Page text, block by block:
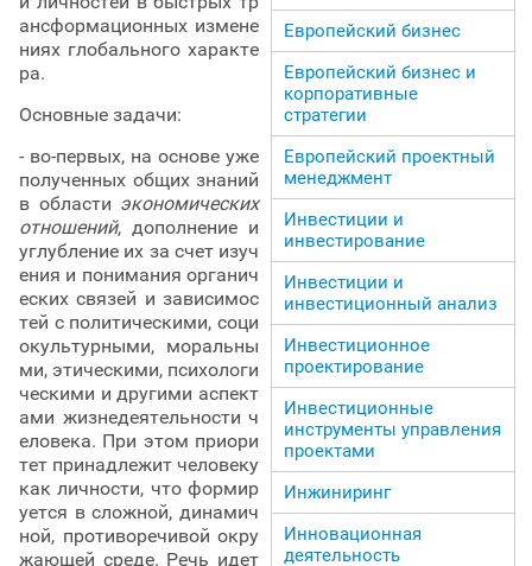
ансформационных измене
ниях глобального характе
ра.
Основные задачи:
- во-первых, на основе уже
полученных общих знаний
в области экономических
отношений, дополнение и
углубление их за счет изуч
ения и понимания органич
еских связей и зависимос
тей с политическими, соци
окультурными, моральны
ми, этическими, психологи
ческими и другими аспект
ами жизнедеятельности ч
еловека. При этом приори
тет принадлежит человеку
как личности, что формир
уется в сложной, динамич
ной, противоречивой окру
жающей среде. Речь идет
Европейский бизнес
Европейский бизнес и
корпоративные
стратегии
Европейский проектный
менеджмент
Инвестиции и
инвестирование
Инвестиции и
инвестиционный анализ
Инвестиционное
проектирование
Инвестиционные
инструменты управления
проектами
Инжиниринг
Инновационная
деятельность